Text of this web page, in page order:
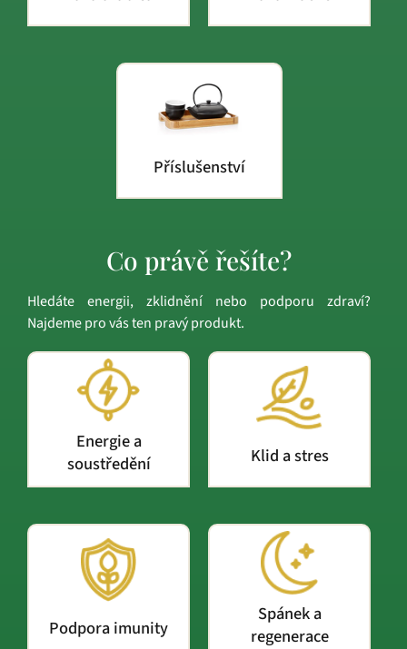
Příslušenství
Co právě řešíte?
Hledáte energii, zklidnění nebo podporu zdraví?
Najdeme pro vás ten pravý produkt.
Energie a
soustředění
Klid a stres
Podpora imunity
Spánek a
regenerace